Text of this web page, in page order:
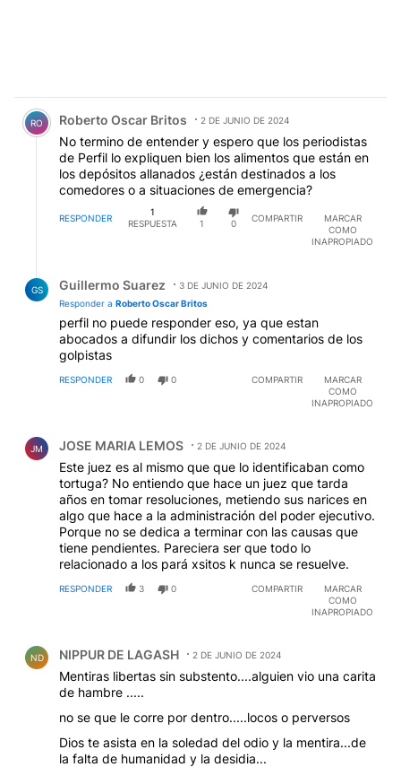
Comentario de Roberto Oscar Britos.
RO Roberto Oscar Britos 2 DE JUNIO DE 2024
No termino de entender y espero que los periodistas
de Perfil lo expliquen bien los alimentos que están en
los depósitos allanados ¿están destinados a los
comedores o a situaciones de emergencia?
RESPONDER
1
RESPUESTA
1 0
COMPARTIR
MARCAR
COMO
INAPROPIADO
GS Guillermo Suarez
3 DE JUNIO DE 2024
Responder a Roberto Oscar Britos
perfil no puede responder eso, ya que estan
abocados a difundir los dichos y comentarios de los
golpistas
RESPONDER 0 0 COMPARTIR
MARCAR
COMO
INAPROPIADO
JM JOSE MARIA LEMOS 2 DE JUNIO DE 2024
Este juez es al mismo que que lo identificaban como
tortuga? No entiendo que hace un juez que tarda
años en tomar resoluciones, metiendo sus narices en
algo que hace a la administración del poder ejecutivo.
Porque no se dedica a terminar con las causas que
tiene pendientes. Pareciera ser que todo lo
relacionado a los pará xsitos k nunca se resuelve.
RESPONDER 3 0 COMPARTIR
MARCAR
COMO
INAPROPIADO
ND NIPPUR DE LAGASH 2 DE JUNIO DE 2024
Mentiras libertas sin substento....alguien vio una carita
de hambre .....
no se que le corre por dentro.....locos o perversos
Dios te asista en la soledad del odio y la mentira...de
la falta de humanidad y la desidia...